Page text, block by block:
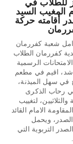
للطلاب في
المغيب السيد
أقامته حركة
شعبة كفررمان
كفررمان الطلاب
الرسمية
اقيم في مطعم
في سهل الميذنة،
رحاب الذكرى
والثلاثيين، لتغييب
الامام القائد
ويحمل
التربوية التي